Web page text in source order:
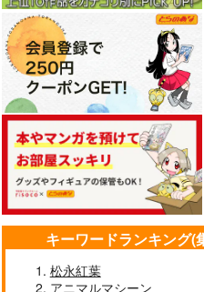
キーワードランキング
松永紅葉
アニマルマシーン